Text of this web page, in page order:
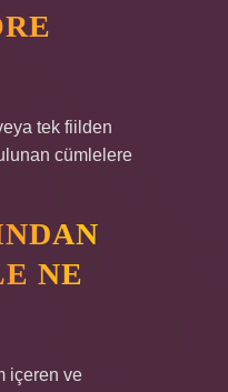
tek fiilden
cümlelere
NE
içeren ve